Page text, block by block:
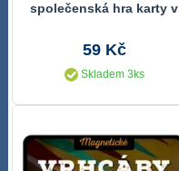
společenská hra karty v
6,5x10x1cm
59 Kč
Skladem 3ks